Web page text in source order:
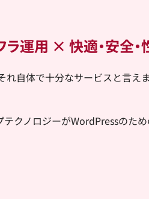
運用 × 快適・安全・
自体で十分なサービスと言え
クノロジーがWordPressのため